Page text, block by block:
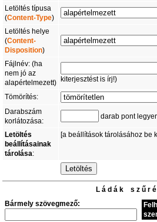
Letöltés típusa
(Content-Type)
Letöltés helye
(Content-
Disposition)
Fájlnév: (ha
nem jó az
alapértelmezett)
kiterjesztést is írj!)
Tömörítés:
Darabszám
korlátozása:
darab pont
Letöltés
beállításainak
tárolása:
[a beállítások tárolásához be
L á d á k s z ű r é
Bármely szövegmező: